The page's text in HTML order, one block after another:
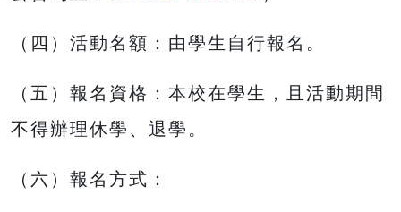
（四）活動名額：由學生自行報名。
（五）報名資格：本校在學生，且活動期間
不得辦理休學、退學。
（六）報名方式：